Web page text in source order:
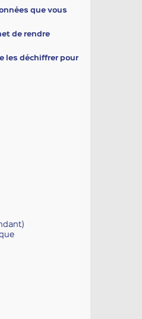
que vous
de rendre
les déchiffrer pour